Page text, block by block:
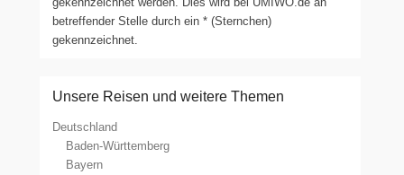
betreffender Stelle durch ein * (Sternchen)
gekennzeichnet.
Unsere Reisen und weitere Themen
Deutschland
Baden-Württemberg
Bayern